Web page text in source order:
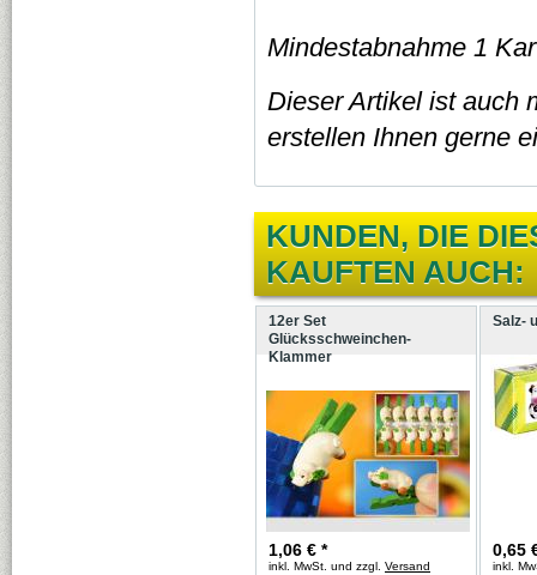
Mindestabnahme 1
Dieser Artikel ist auch
erstellen Ihnen gerne
KUNDEN, DIE
KAUFTEN AUCH:
12er Set
Glücksschweinchen-
Klammer
1,06 € *
inkl. MwSt. und zzgl. Versand
Salz-
0,65
inkl.